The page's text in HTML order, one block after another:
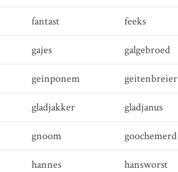
fantast feeks
gajes galgebroed
geinponem geitenbreier
gladjakker gladjanus
gnoom goochemerd
hannes hansworst